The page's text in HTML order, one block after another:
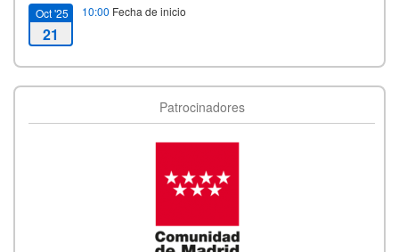
Oct '25
21
10:00 Fecha de inicio
Patrocinadores